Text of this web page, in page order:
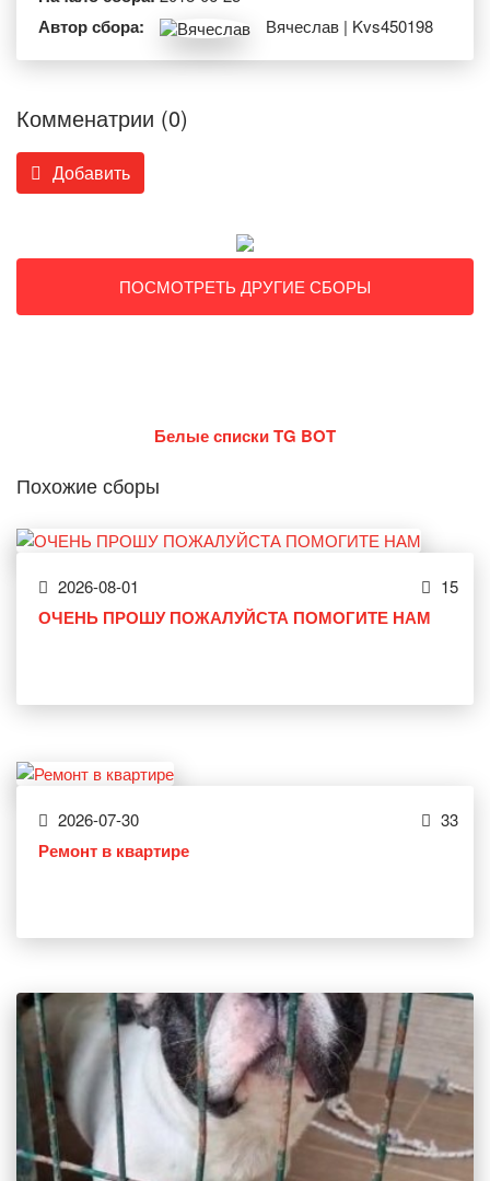
Автор сбора: Вячеслав | Kvs450198
Комменатрии (0)
Добавить
ПОСМОТРЕТЬ ДРУГИЕ СБОРЫ
Белые списки TG BOT
Похожие сборы
2026-08-01 15
ОЧЕНЬ ПРОШУ ПОЖАЛУЙСТА ПОМОГИТЕ НАМ
2026-07-30 33
Ремонт в квартире